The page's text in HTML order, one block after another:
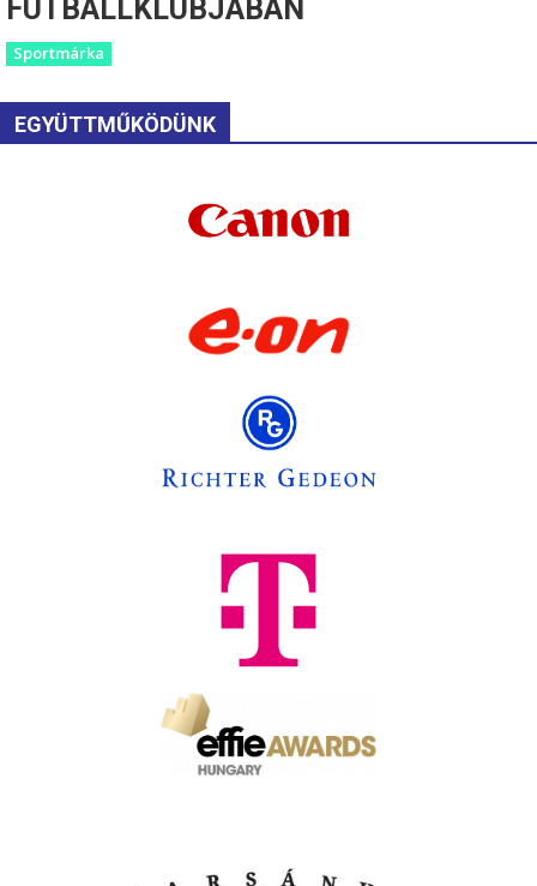
FUTBALLKLUBJÁBAN
Sportmárka
EGYÜTTMŰKÖDÜNK